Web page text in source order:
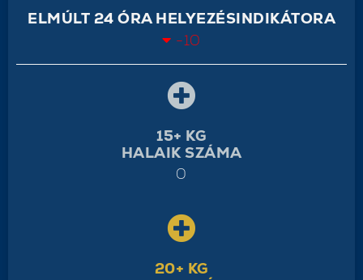
ELMÚLT 24 ÓRA HELYEZÉSINDIKÁTORA
-10
15+ KG
HALAIK SZÁMA
0
20+ KG